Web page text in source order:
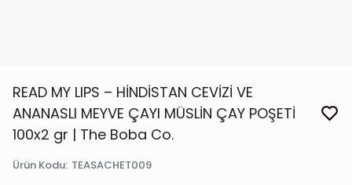
READ MY LIPS – HİNDİSTAN CEVİZİ VE
ANANASLI MEYVE ÇAYI MÜSLİN ÇAY POŞETİ
100x2 gr | The Boba Co.
Ürün Kodu: TEASACHET009